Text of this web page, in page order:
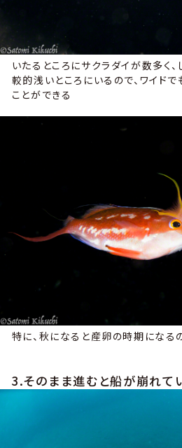
いたるところにサクラダイが数多く
較的浅いところにいるので、ワイド
ことができる
特に、秋になると産卵の時期になる
3.そのまま進むと船が崩れて